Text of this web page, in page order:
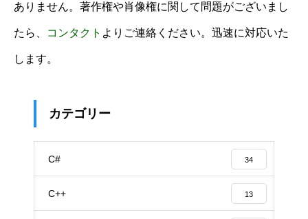
ありません。著作権や肖像権に関して問題がございまし
たら、 コンタクト よりご連絡ください。迅速に対応いた
します。
カテゴリー
C# 34
C++ 13